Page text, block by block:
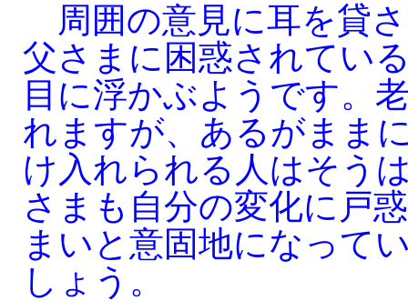
周囲の意見に耳を貸
父さまに困惑されてい
目に浮かぶようです。
れますが、あるがまま
け入れられる人はそう
さまも自分の変化に戸
まいと意固地になって
しょう。